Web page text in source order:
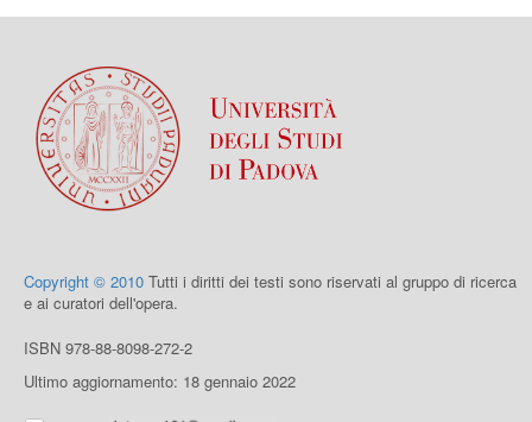
Copyright © 2010 Tutti i diritti dei testi sono riservati al gruppo di ricerca
e ai curatori dell'opera.
ISBN 978-88-8098-272-2
Ultimo aggiornamento: 18 gennaio 2022